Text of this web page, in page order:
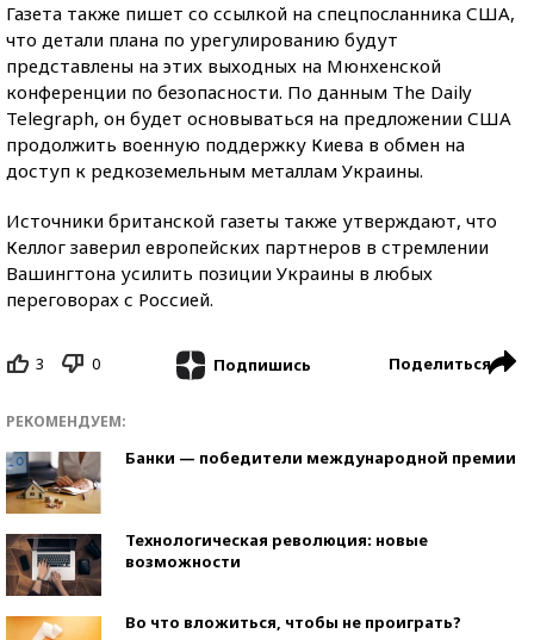
Газета также пишет со ссылкой на спецпосланника США,
что детали плана по урегулированию будут
представлены на этих выходных на Мюнхенской
конференции по безопасности. По данным The Daily
Telegraph, он будет основываться на предложении США
продолжить военную поддержку Киева в обмен на
доступ к редкоземельным металлам Украины.
Источники британской газеты также утверждают, что
Келлог заверил европейских партнеров в стремлении
Вашингтона усилить позиции Украины в любых
переговорах с Россией.
3 0 Подпишись Поделиться
РЕКОМЕНДУЕМ:
Банки — победители международной премии
Технологическая революция: новые
возможности
Во что вложиться, чтобы не проиграть?